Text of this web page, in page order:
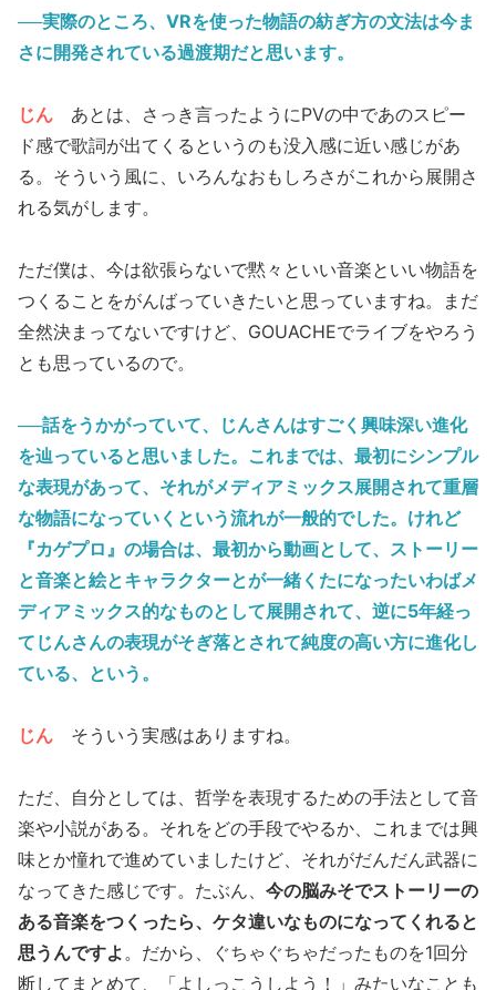
──実際のところ、VRを使った物語の紡ぎ方の文法は今ま
さに開発されている過渡期だと思います。
じん あとは、さっき言ったようにPVの中であのスピー
ド感で歌詞が出てくるというのも没入感に近い感じがあ
る。そういう風に、いろんなおもしろさがこれから展開さ
れる気がします。
ただ僕は、今は欲張らないで黙々といい音楽といい物語を
つくることをがんばっていきたいと思っていますね。まだ
全然決まってないですけど、GOUACHEでライブをやろう
とも思っているので。
──話をうかがっていて、じんさんはすごく 興味深い進化
を辿っていると思いました。これまでは、最初にシンプル
な表現があって、それがメディアミックス展開されて重層
な物語になっていくという流れが一般的でした。けれど
『カゲプロ』の場合は、最初から動画として、ストーリー
と音楽と絵とキャラクターとが一緒くたになったいわばメ
ディアミックス的なものとして展開されて、逆に5年経っ
てじんさんの表現がそぎ落とされて純度の高い方に進化し
ている、という。
じん そういう実感はありますね。
ただ、自分としては、哲学を表現するための手法として音
楽や小説がある。それをどの手段でやるか、これまでは興
味とか憧れで進めていましたけど、それがだんだん武器に
なってきた感じです。たぶん、 今の脳みそでストーリーの
ある音楽をつくったら、ケタ違いなものになってくれると
思うんですよ 。だから、ぐちゃぐちゃだったものを1回分
断してまとめて、「よしっこうしよう！」みたいなことも